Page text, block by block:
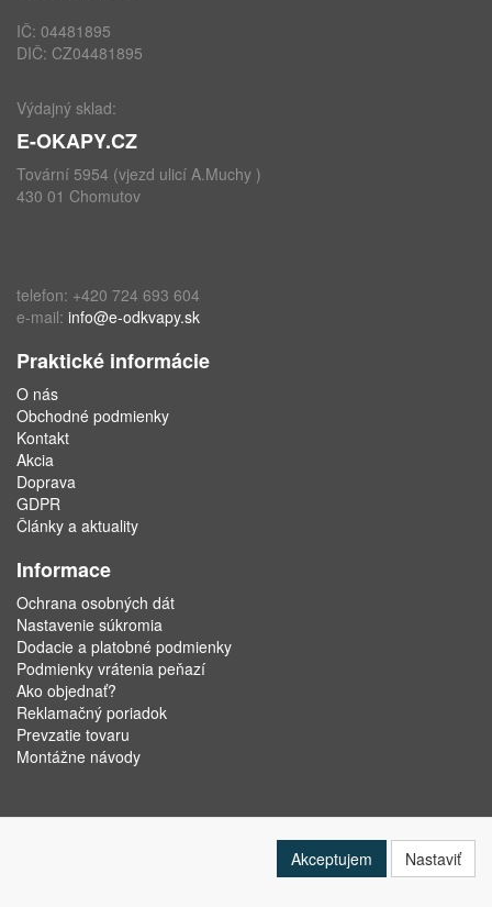
IČ: 04481895
DIČ: CZ04481895
Výdajný sklad:
E-OKAPY.CZ
Tovární 5954 (vjezd ulicí A.Muchy )
430 01 Chomutov
telefon: +420 724 693 604
e-mail: info@e-odkvapy.sk
Praktické informácie
O nás
Obchodné podmienky
Kontakt
Akcia
Doprava
GDPR
Články a aktuality
Informace
Ochrana osobných dát
Nastavenie súkromia
Dodacie a platobné podmienky
Podmienky vrátenia peňazí
Ako objednať?
Reklamačný poriadok
Prevzatie tovaru
Montážne návody
Akceptujem Nastaviť